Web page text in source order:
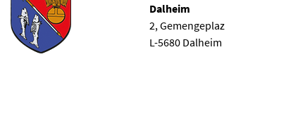
Dalheim
2, Gemengeplaz
L-5680 Dalheim